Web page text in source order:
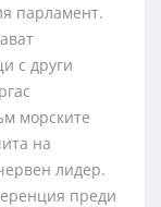
парламент.
с други
морските
на
лидер.
преди